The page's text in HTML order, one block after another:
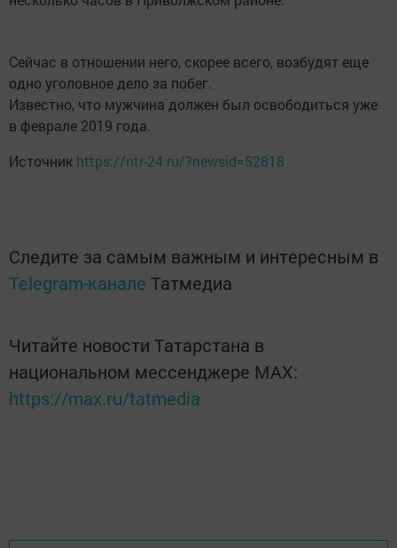
Сейчас в отношении него, скорее всего, возбудят еще
одно уголовное дело за побег.
Известно, что мужчина должен был освободиться уже
в феврале 2019 года.
Источник https://ntr-24.ru/?newsid=52818
Следите за самым важным и интересным в
Telegram-канале Татмедиа
Читайте новости Татарстана в
национальном мессенджере MАХ:
https://max.ru/tatmedia